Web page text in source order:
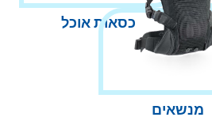
כסאות אוכל
מנשאים